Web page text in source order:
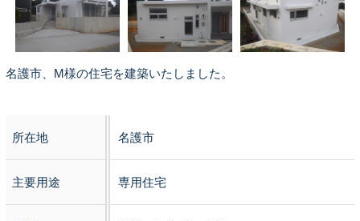
名護市、M様の住宅を建築いたしました。
所在地 名護市
主要用途 専用住宅